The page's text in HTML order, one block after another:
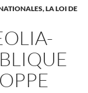
LA LOI DE